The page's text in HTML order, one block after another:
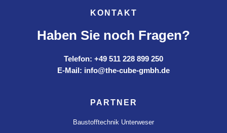
KONTAKT
Haben Sie noch Fragen?
Telefon: +49 511 228 899 250
E-Mail: info@the-cube-gmbh.de
PARTNER
Baustofftechnik Unterweser